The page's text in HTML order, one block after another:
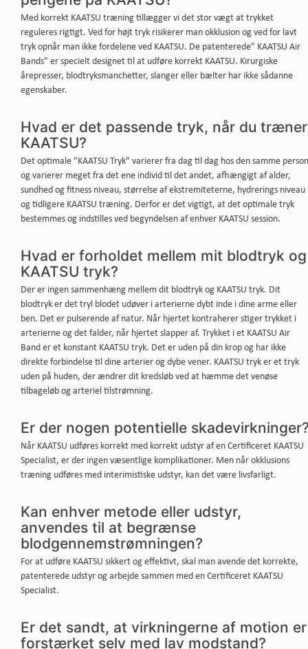
Med korrekt KAATSU træning tillægger vi det stor vægt at trykket
reguleres rigtigt. Ved for højt tryk risikerer man okklusion og ved for lavt
tryk opnår man ikke fordelene ved KAATSU. De patenterede" KAATSU Air
Bands" er specielt designet til at udføre korrekt KAATSU. Kirurgiske
årepresser, blodtryksmanchetter, slanger eller bælter har ikke sådanne
egenskaber.
Hvad er det passende tryk, når du træner
KAATSU?
Det optimale "KAATSU Tryk" varierer fra dag til dag hos den samme person
og varierer meget fra det ene individ til det andet, afhængigt af alder,
sundhed og fitness niveau, størrelse af ekstremiteterne, hydrerings niveau
og tidligere KAATSU træning. Derfor er det vigtigt, at det optimale tryk
bestemmes og indstilles ved begyndelsen af en​​hver KAATSU session.
Hvad er forholdet mellem mit blodtryk og
KAATSU tryk?
Der er ingen sammenhæng mellem dit blodtryk og KAATSU tryk. Dit
blodtryk er det tryl blodet udøver i arterierne dybt inde i dine arme eller
ben. Det er pulserende af natur. Når hjertet kontraherer stiger trykket i
arterierne og det falder, når hjertet slapper af. Trykket i et KAATSU Air
Band er et konstant KAATSU tryk. Det er uden på din krop og har ikke
direkte forbindelse til dine arterier og dybe vener. KAATSU tryk er et tryk
uden på huden, der ændrer dit kredsløb ved at hæmme det venøse
tilbageløb og arteriel tilstrømning.
Er der nogen potentielle
Når KAATSU udføres korrekt med korrekt udstyr af en Certificeret KAATSU
Specialist, er der ingen væsentlige komplikationer. Men når okklusions
træning udføres med interimistiske udstyr, kan det være livsfarligt.
Kan enhver metode eller udstyr,
anvendes til at begrænse
blodgennemstrømningen?
For at udføre KAATSU sikkert og effektivt, skal man avende det korrekte,
patenterede udstyr og arbejde sammen med en Certificeret KAATSU
Specialist.
Er det sandt, at virkningerne af motion er
forstærket selv med lav modstand?